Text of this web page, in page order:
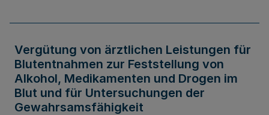
Vergütung von ärztlichen Leistungen für
Blutentnahmen zur Feststellung von
Alkohol, Medikamenten und Drogen im
Blut und für Untersuchungen der
Gewahrsamsfähigkeit